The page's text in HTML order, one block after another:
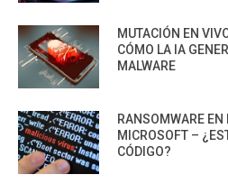
MUTACIÓN EN
CÓMO LA IA
MALWARE
RANSOMWARE EN
MICROSOFT –
CÓDIGO?